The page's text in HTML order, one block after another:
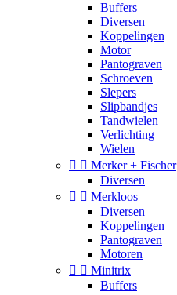
Buffers
Diversen
Koppelingen
Motor
Pantograven
Schroeven
Slepers
Slipbandjes
Tandwielen
Verlichting
Wielen
  Merker + Fischer
Diversen
  Merkloos
Diversen
Koppelingen
Pantograven
Motoren
  Minitrix
Buffers